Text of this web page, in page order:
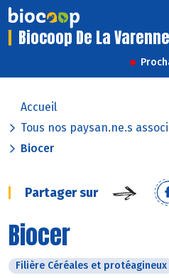
Biocoop De La Varenne
Accueil
Tous nos paysan.ne.s
Biocer
Partager sur
Biocer
Filière Céréales et protéagineux